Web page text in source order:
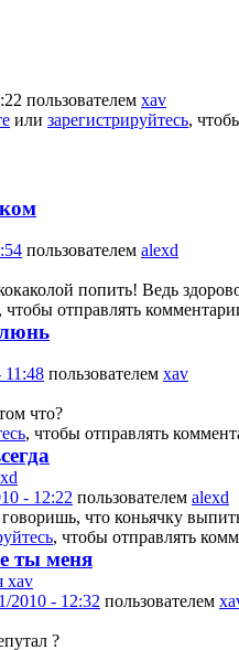
пользователем xav
или зарегистрируйтесь,
пользователем alexd
попить! Ведь
, чтобы отправлять
11:48 пользователем xav
что?
, чтобы отправлять
- 12:22 пользователем alexd
что коньячку
, чтобы отправлять
ты меня
2010 - 12:32 пользователем
?